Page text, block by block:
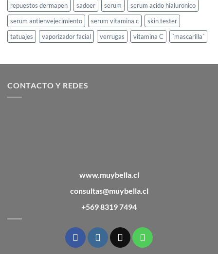
repuestos dermapen
sadoer serum
serum acido hialuronico
serum antienvejecimiento
serum vitamina c
skin tester
tatuajes
vaporizador facial verrugas vitamina C ´mascarilla´
CONTACTO Y REDES
www.muybella.cl
consultas@muybella.cl
+569 8319 7494